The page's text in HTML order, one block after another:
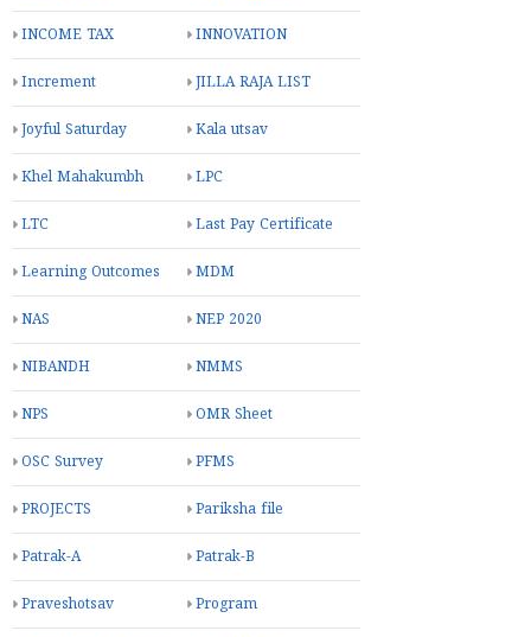
INCOME TAX INNOVATION
Increment JILLA RAJA LIST
Joyful Saturday Kala utsav
Khel Mahakumbh LPC
LTC Last Pay Certificate
Learning Outcomes MDM
NAS NEP 2020
NIBANDH NMMS
NPS OMR Sheet
OSC Survey PFMS
PROJECTS Pariksha file
Patrak-A Patrak-B
Praveshotsav Program